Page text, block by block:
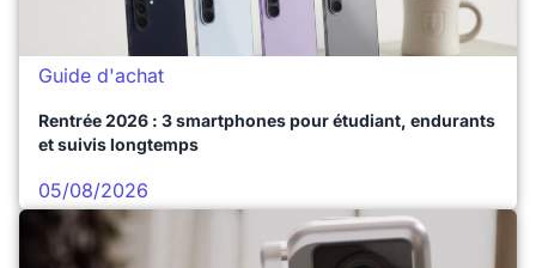
Guide d'achat
Rentrée 2026 : 3 smartphones pour étudiant, endurants
et suivis longtemps
05/08/2026